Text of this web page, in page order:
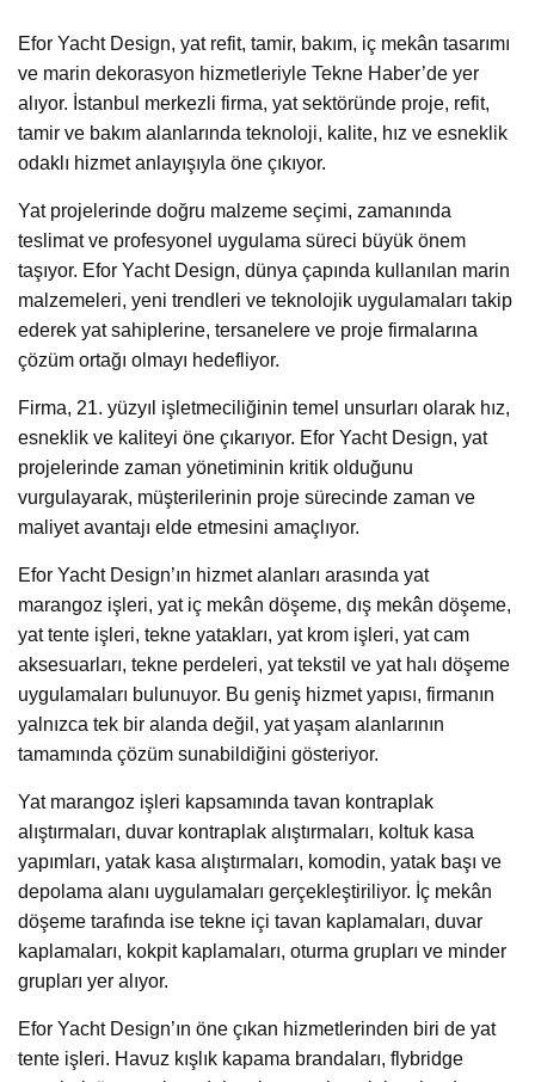
Efor Yacht Design, yat refit, tamir, bakım, iç mekân tasarımı
ve marin dekorasyon hizmetleriyle Tekne Haber’de yer
alıyor. İstanbul merkezli firma, yat sektöründe proje, refit,
tamir ve bakım alanlarında teknoloji, kalite, hız ve esneklik
odaklı hizmet anlayışıyla öne çıkıyor.
Yat projelerinde doğru malzeme seçimi, zamanında
teslimat ve profesyonel uygulama süreci büyük önem
taşıyor. Efor Yacht Design, dünya çapında kullanılan marin
malzemeleri, yeni trendleri ve teknolojik uygulamaları takip
ederek yat sahiplerine, tersanelere ve proje firmalarına
çözüm ortağı olmayı hedefliyor.
Firma, 21. yüzyıl işletmeciliğinin temel unsurları olarak hız,
esneklik ve kaliteyi öne çıkarıyor. Efor Yacht Design, yat
projelerinde zaman yönetiminin kritik olduğunu
vurgulayarak, müşterilerinin proje sürecinde zaman ve
maliyet avantajı elde etmesini amaçlıyor.
Efor Yacht Design’ın hizmet alanları arasında yat
marangoz işleri, yat iç mekân döşeme, dış mekân döşeme,
yat tente işleri, tekne yatakları, yat krom işleri, yat cam
aksesuarları, tekne perdeleri, yat tekstil ve yat halı döşeme
uygulamaları bulunuyor. Bu geniş hizmet yapısı, firmanın
yalnızca tek bir alanda değil, yat yaşam alanlarının
tamamında çözüm sunabildiğini gösteriyor.
Yat marangoz işleri kapsamında tavan kontraplak
alıştırmaları, duvar kontraplak alıştırmaları, koltuk kasa
yapımları, yatak kasa alıştırmaları, komodin, yatak başı ve
depolama alanı uygulamaları gerçekleştiriliyor. İç mekân
döşeme tarafında ise tekne içi tavan kaplamaları, duvar
kaplamaları, kokpit kaplamaları, oturma grupları ve minder
grupları yer alıyor.
Efor Yacht Design’ın öne çıkan hizmetlerinden biri de yat
tente işleri. Havuz kışlık kapama brandaları, flybridge